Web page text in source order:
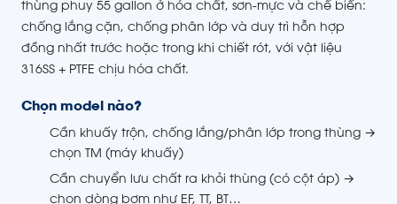
thùng phuy 55 gallon ở hóa chất, sơn-mực và chế biến:
chống lắng cặn, chống phân lớp và duy trì hỗn hợp
đồng nhất trước hoặc trong khi chiết rót, với vật liệu
316SS + PTFE chịu hóa chất.
Chọn model nào?
Cần khuấy trộn, chống lắng/phân lớp trong thùng →
chọn TM (máy khuấy)
Cần chuyển lưu chất ra khỏi thùng (có cột áp) →
chọn dòng bơm như EF, TT, BT…